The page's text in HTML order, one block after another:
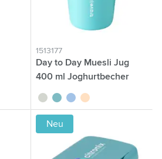
1513177
Day to Day Muesli Jug
400 ml Joghurtbecher
vert tilleul
vert bleu beige
Neu